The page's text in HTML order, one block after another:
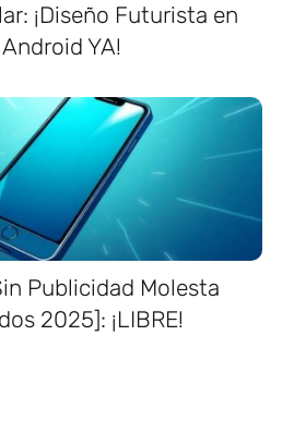
¡Diseño Futurista en
Android YA!
Publicidad Molesta
2025]: ¡LIBRE!